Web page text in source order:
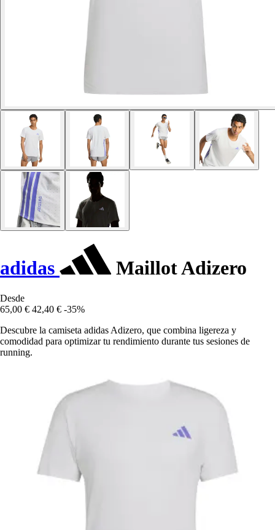
adidas Maillot Adizero
Desde
65,00 € 42,40 € -35%
Descubre la camiseta adidas Adizero, que combina ligereza y
comodidad para optimizar tu rendimiento durante tus sesiones de
running.